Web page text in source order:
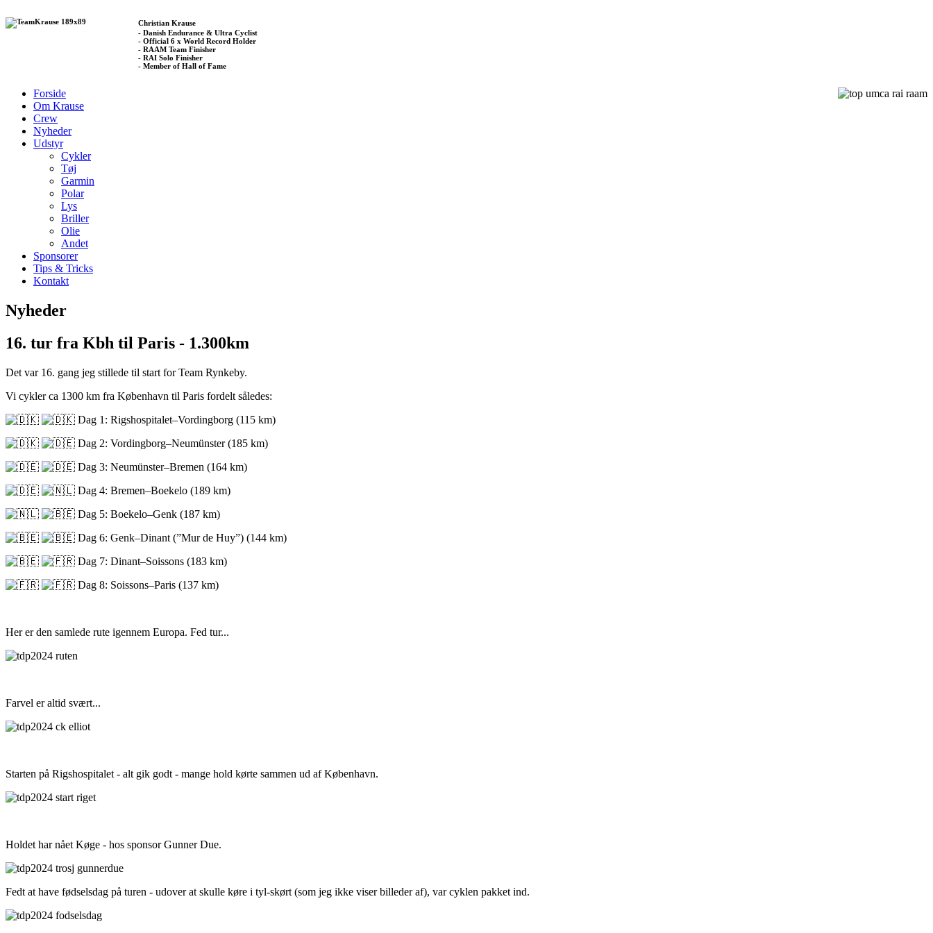
Christian Krause
- Danish Endurance & Ultra Cyclist
- Official 6 x World Record Holder
- RAAM Team Finisher
- RAI Solo Finisher
- Member of Hall of Fame
Forside
Om Krause
Crew
Nyheder
Udstyr
Cykler
Tøj
Garmin
Polar
Lys
Briller
Olie
Andet
Sponsorer
Tips & Tricks
Kontakt
Nyheder
16. tur fra Kbh til Paris - 1.300km
Det var 16. gang jeg stillede til start for Team Rynkeby.
Vi cykler ca 1300 km fra København til Paris fordelt således:
Dag 1: Rigshospitalet–Vordingborg (115 km)
Dag 2: Vordingborg–Neumünster (185 km)
Dag 3: Neumünster–Bremen (164 km)
Dag 4: Bremen–Boekelo (189 km)
Dag 5: Boekelo–Genk (187 km)
Dag 6: Genk–Dinant (”Mur de Huy”) (144 km)
Dag 7: Dinant–Soissons (183 km)
Dag 8: Soissons–Paris (137 km)
Her er den samlede rute igennem Europa. Fed tur...
Farvel er altid svært...
Starten på Rigshospitalet - alt gik godt - mange hold kørte sammen ud af København.
Holdet har nået Køge - hos sponsor Gunner Due.
Fedt at have fødselsdag på turen - udover at skulle køre i tyl-skørt (som jeg ikke viser billeder af), var cyklen pakket ind.